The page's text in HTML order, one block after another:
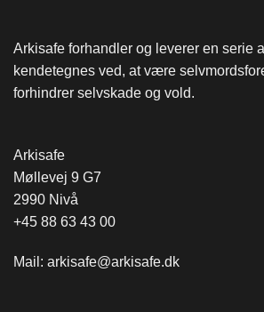
Arkisafe forhandler og leverer en serie
kendetegnes ved, at være
forhindrer selvskade og vold.
Arkisafe
Møllevej 9 G7
2990 Nivå
+45 88 63 43 00
Mail: arkisafe@arkisafe.dk